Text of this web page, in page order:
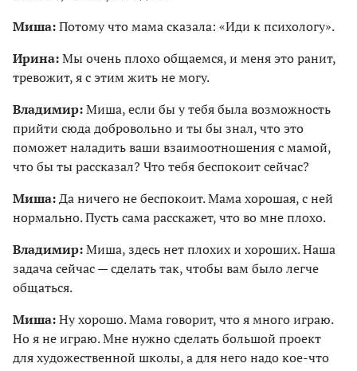
Миша:Потому что мама сказала: «Иди к психологу».
Ирина:Мы очень плохо общаемся, и меня это ранит,
тревожит, я с этим жить не могу.
Владимир:Миша, если бы у тебя была возможность
прийти сюда добровольно и ты бы знал, что это
поможет наладить ваши взаимоотношения с мамой,
что бы ты рассказал? Что тебя беспокоит сейчас?
Миша:Да ничего не беспокоит. Мама хорошая, с ней
нормально. Пусть сама расскажет, что во мне плохо.
Владимир:Миша, здесь нет плохих и хороших. Наша
задача сейчас — сделать так, чтобы вам было легче
общаться.
Миша:Ну хорошо. Мама говорит, что я много играю.
Но я не играю. Мне нужно сделать большой проект
для художественной школы, а для него надо кое-что